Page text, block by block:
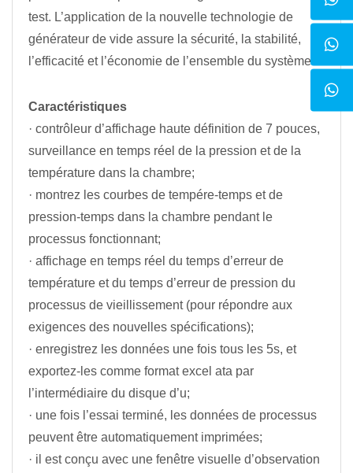
test. L’application de la nouvelle technologie de
générateur de vide assure la sécurité, la stabilité,
l’efficacité et l’économie de l’ensemble du système.
Caractéristiques
· contrôleur d’affichage haute définition de 7 pouces,
surveillance en temps réel de la pression et de la
température dans la chambre;
· montrez les courbes de tempére-temps et de
pression-temps dans la chambre pendant le
processus fonctionnant;
· affichage en temps réel du temps d’erreur de
température et du temps d’erreur de pression du
processus de vieillissement (pour répondre aux
exigences des nouvelles spécifications);
· enregistrez les données une fois tous les 5s, et
exportez-les comme format excel ata par
l’intermédiaire du disque d’u;
· une fois l’essai terminé, les données de processus
peuvent être automatiquement imprimées;
· il est conçu avec une fenêtre visuelle d’observation